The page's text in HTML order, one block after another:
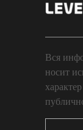
Вся
носит